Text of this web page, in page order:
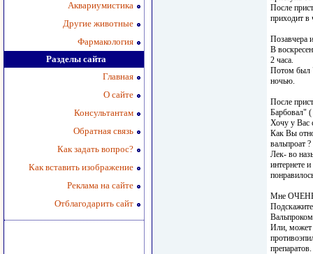
Аквариумистика
Другие животные
Фармакология
Разделы сайта
Главная
О сайте
Консультантам
Обратная связь
Как задать вопрос?
Как вставить изображение
Реклама на сайте
Отблагодарить сайт
После
приходит в
Позавчера
В
2 часа.
Потом был
ночью.
После
Барбовал"
Хочу у Вас
Как Вы
вальпроат ?
Лек- во
интернете
Мне
Или, может
препаратов.